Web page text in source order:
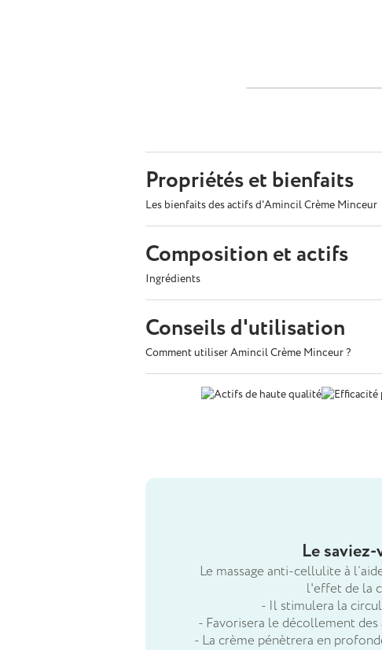
Propriétés et bienfaits
Les bienfaits des actifs d'Amincil Crème Minceur
Composition et actifs
Ingrédients
Conseils d'utilisation
Comment utiliser Amincil Crème Minceur ?
Le saviez-
Le massage anti-cellulite à
l'effet de la
- Il stimulera la
- Favorisera le décollement des
- La crème pénètrera en